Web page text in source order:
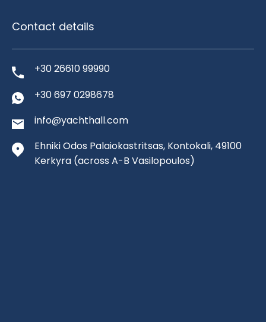
Contact details
+30 26610 99990
+30 697 0298678
info@yachthall.com
Ehniki Odos Palaiokastritsas, Kontokali, 49100
Kerkyra (across A-B Vasilopoulos)